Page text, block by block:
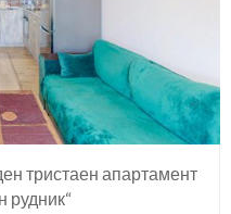
тристаен апартамент
рудник“